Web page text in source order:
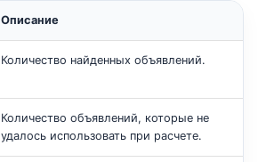
Описание
Количество найденных объявлений.
Количество объявлений, которые не
удалось использовать при расчете.